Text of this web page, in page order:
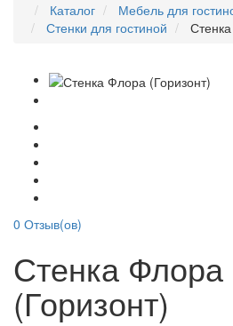
Каталог
Мебель для
Стенки для гостиной
0 Отзыв(ов)
Стенка Флора
(Горизонт)